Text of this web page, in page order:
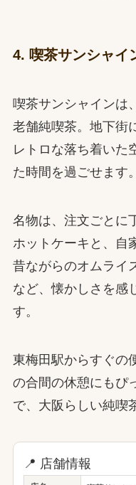
4. 喫茶サンシャイ
喫茶サンシャインは
老舗純喫茶。地下街
レトロな落ち着いた
た時間を過ごせます。
名物は、注文ごとに
ホットケーキと、自
昔ながらのオムライ
など、懐かしさを感
す。
東梅田駅からすぐの
の合間の休憩にもぴ
で、大阪らしい純喫
📍 店舗情報